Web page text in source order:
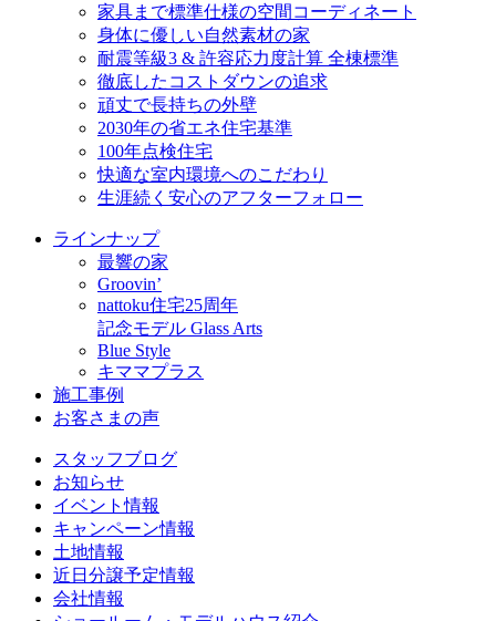
家具まで標準仕様の空間コーディネート
身体に優しい自然素材の家
耐震等級3 & 許容応力度計算 全棟標準
徹底したコストダウンの追求
頑丈で長持ちの外壁
2030年の省エネ住宅基準
100年点検住宅
快適な室内環境へのこだわり
生涯続く安心のアフターフォロー
ラインナップ
最響の家
Groovin’
nattoku住宅25周年
記念モデル Glass Arts
Blue Style
キママプラス
施工事例
お客さまの声
スタッフブログ
お知らせ
イベント情報
キャンペーン情報
土地情報
近日分譲予定情報
会社情報